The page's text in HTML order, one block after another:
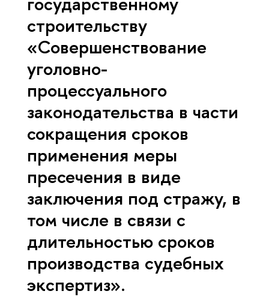
строительству
«Совершенствование
уголовно-
процессуального
законодательства в части
сокращения сроков
применения меры
пресечения в виде
заключения под стражу, в
том числе в связи с
длительностью сроков
производства судебных
экспертиз».